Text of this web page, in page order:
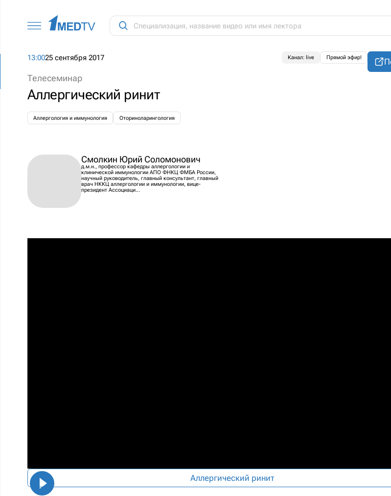
13:0025 сентября 2017 Канал: live Прямой эфир!
Телесеминар
Аллергический ринит
Аллергология и иммунология Оториноларингология
Смолкин Юрий Соломонович
д.м.н., профессор кафедры аллергологии и
клинической иммунологии АПО ФНКЦ ФМБА России,
научный руководитель, главный консультант, главный
врач НККЦ аллергологии и иммунологии, вице-
президент Ассоциаци...
Аллергический ринит